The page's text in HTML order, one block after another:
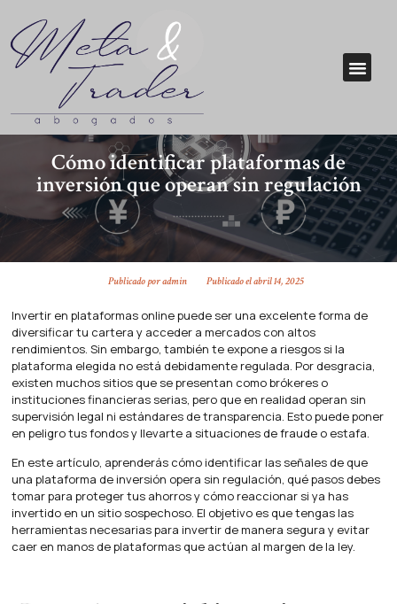
Cómo identificar plataformas de
inversión que operan sin regulación
Publicado poradmin Publicado elabril 14, 2025
Invertir en plataformas online puede ser una excelente forma de
diversificar tu cartera y acceder a mercados con altos
rendimientos. Sin embargo, también te expone a riesgos si la
plataforma elegida no está debidamente regulada. Por desgracia,
existen muchos sitios que se presentan como brókeres o
instituciones financieras serias, pero que en realidad operan sin
supervisión legal ni estándares de transparencia. Esto puede poner
en peligro tus fondos y llevarte a situaciones de fraude o estafa.
En este artículo, aprenderás cómo identificar las señales de que
una plataforma de inversión opera sin regulación, qué pasos debes
tomar para proteger tus ahorros y cómo reaccionar si ya has
invertido en un sitio sospechoso. El objetivo es que tengas las
herramientas necesarias para invertir de manera segura y evitar
caer en manos de plataformas que actúan al margen de la ley.